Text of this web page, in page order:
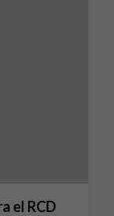
el RCD